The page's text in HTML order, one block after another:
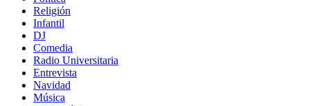
Religión
Infantil
DJ
Comedia
Radio Universitaria
Entrevista
Navidad
Música